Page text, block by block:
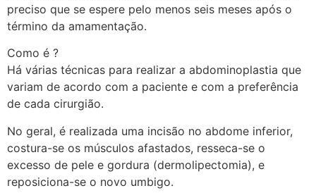
preciso que se espere pelo menos seis meses após o
término da amamentação.
Como é ?
Há várias técnicas para realizar a abdominoplastia que
variam de acordo com a paciente e com a preferência
de cada cirurgião.
No geral, é realizada uma incisão no abdome inferior,
costura-se os músculos afastados, resseca-se o
excesso de pele e gordura (dermolipectomia), e
reposiciona-se o novo umbigo.